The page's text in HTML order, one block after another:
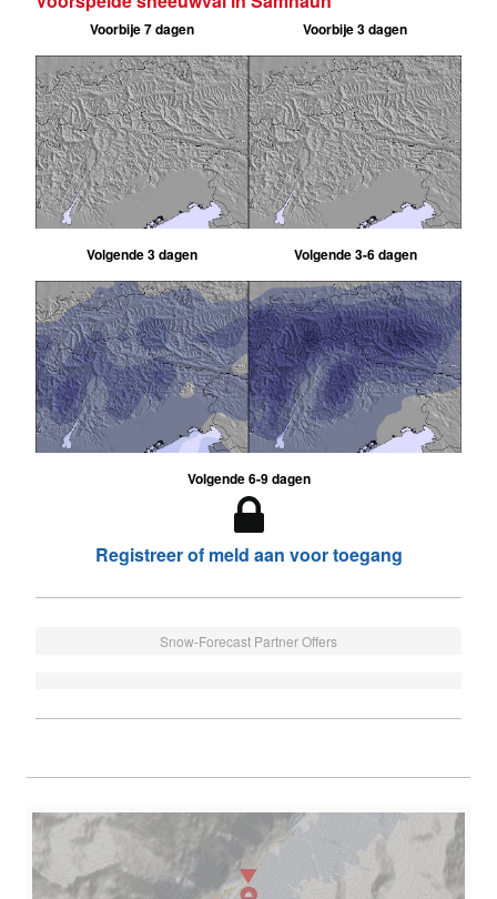
Voorbije 7 dagen Voorbije 3 dagen
Volgende 3 dagen Volgende 3-6 dagen
Volgende 6-9 dagen
Registreer of meld aan voor toegang
Snow-Forecast Partner Offers